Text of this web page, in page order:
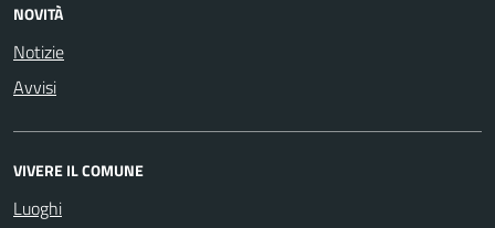
NOVITÀ
Notizie
Avvisi
VIVERE IL COMUNE
Luoghi